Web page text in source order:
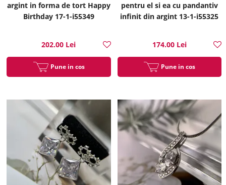
argint in forma de tort Happy
Birthday 17-1-i55349
202.00 Lei
Pune in cos
pentru el si ea cu pandantiv
infinit din argint 13-1-i55325
174.00 Lei
Pune in cos